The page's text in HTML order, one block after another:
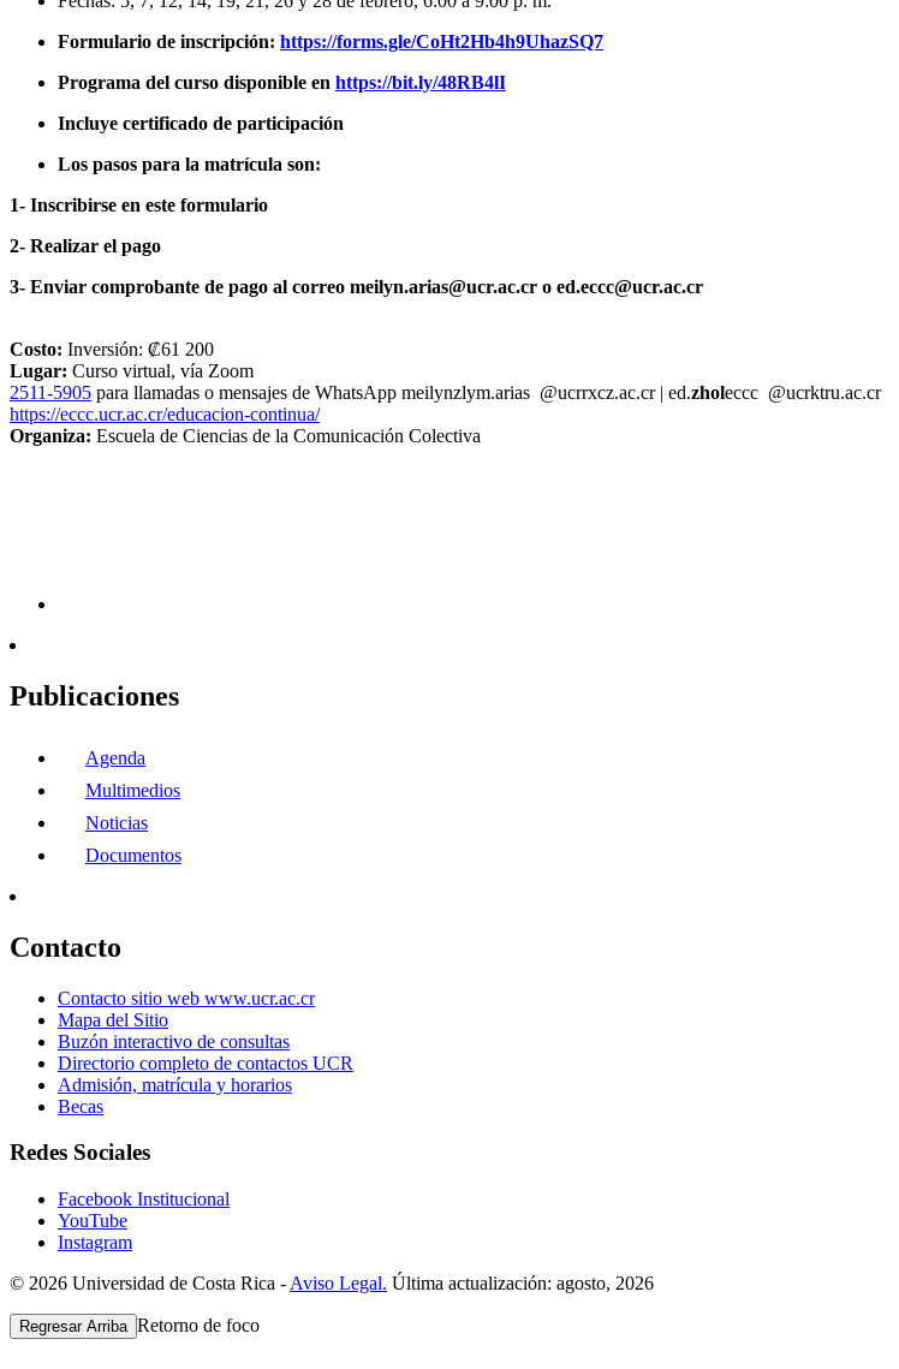
Formulario de inscripción: https://forms.gle/CoHt2Hb4h9UhazSQ7
Programa del curso disponible en https://bit.ly/48RB4lI
Incluye certificado de participación
Los pasos para la matrícula son:
1- Inscribirse en este formulario
2- Realizar el pago
3- Enviar comprobante de pago al correo meilyn.arias@ucr.ac.cr o ed.eccc@ucr.ac.cr
Costo: Inversión: ₡61 200
Lugar: Curso virtual, vía Zoom
2511-5905 para llamadas o mensajes de WhatsApp meilynzlym.arias @ucrrxcz.ac.cr| ed.zholeccc @ucrktru.ac.cr
https://eccc.ucr.ac.cr/educacion-continua/
Organiza: Escuela de Ciencias de la Comunicación Colectiva
Publicaciones
Agenda
Multimedios
Noticias
Documentos
Contacto
Contacto sitio web www.ucr.ac.cr
Mapa del Sitio
Buzón interactivo de consultas
Directorio completo de contactos UCR
Admisión, matrícula y horarios
Becas
Redes Sociales
Facebook Institucional
YouTube
Instagram
© 2026 Universidad de Costa Rica - Aviso Legal. Última actualización: agosto, 2026
Regresar Arriba Retorno de foco